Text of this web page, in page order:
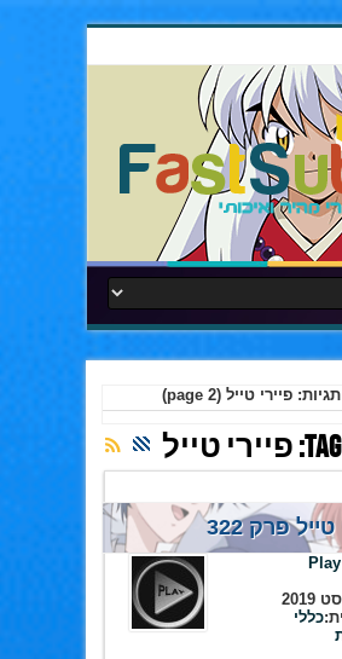
תגיות: פיירי טייל (page 2)
פיירי טייל
פרק 322
Play
כללי